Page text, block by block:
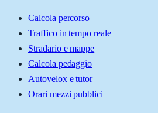
Calcola percorso
Traffico in tempo reale
Stradario e mappe
Calcola pedaggio
Autovelox e tutor
Orari mezzi pubblici